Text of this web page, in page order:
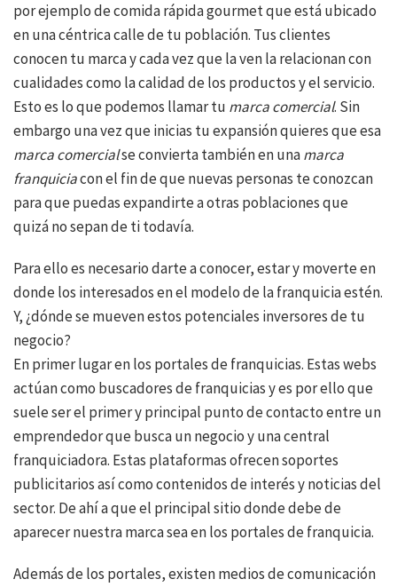
por ejemplo de comida rápida gourmet que está ubicado
en una céntrica calle de tu población. Tus clientes
conocen tu marca y cada vez que la ven la relacionan con
cualidades como la calidad de los productos y el servicio.
Esto es lo que podemos llamar tu marca comercial. Sin
embargo una vez que inicias tu expansión quieres que esa
marca comercialse convierta también en unamarca
franquiciacon el fin de que nuevas personas te conozcan
para que puedas expandirte a otras poblaciones que
quizá no sepan de ti todavía.
Para ello es necesario darte a conocer, estar y moverte en
donde los interesados en el modelo de la franquicia estén.
Y, ¿dónde se mueven estos potenciales inversores de tu
negocio?
En primer lugar en los portales de franquicias. Estas webs
actúan como buscadores de franquicias y es por ello que
suele ser el primer y principal punto de contacto entre un
emprendedor que busca un negocio y una central
franquiciadora. Estas plataformas ofrecen soportes
publicitarios así como contenidos de interés y noticias del
sector. De ahí a que el principal sitio donde debe de
aparecer nuestra marca sea en los portales de franquicia.
Además de los portales, existen medios de comunicación